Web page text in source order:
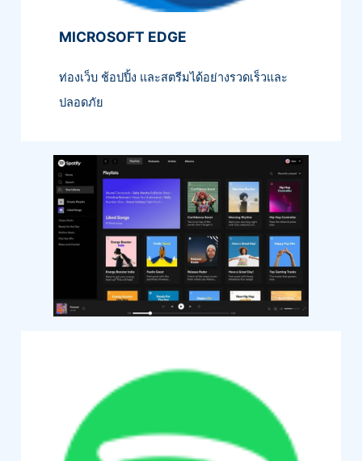
MICROSOFT EDGE
ท่องเว็บ ช้อปปิ้ง และสตรีมได้อย่างรวดเร็วและ
ปลอดภัย